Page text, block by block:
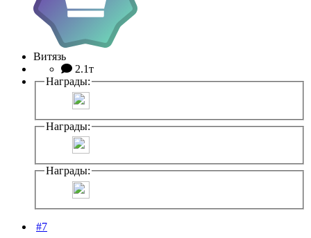
Витязь
2.1т
Награды:
Награды:
Награды:
#7